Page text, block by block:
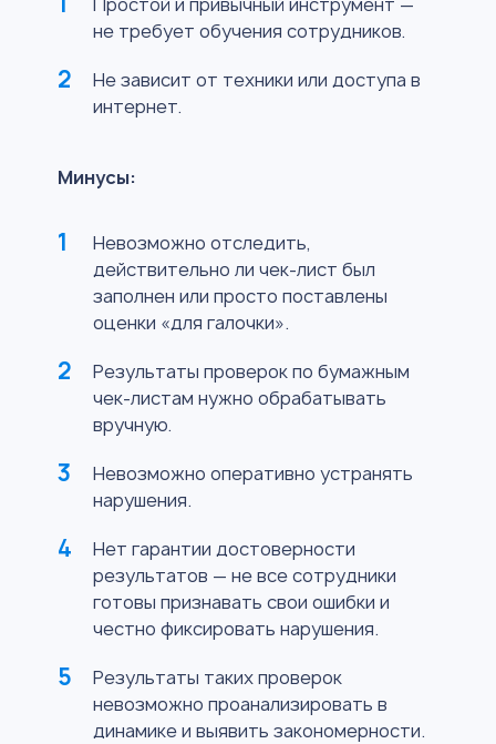
не требует обучения сотрудников.
Не зависит от техники или доступа в
интернет.
Минусы:
Невозможно отследить,
действительно ли чек-лист был
заполнен или просто поставлены
оценки «для галочки».
Результаты проверок по бумажным
чек-листам нужно обрабатывать
вручную.
Невозможно оперативно устранять
нарушения.
Нет гарантии достоверности
результатов — не все сотрудники
готовы признавать свои ошибки и
честно фиксировать нарушения.
Результаты таких проверок
невозможно проанализировать в
динамике и выявить закономерности.